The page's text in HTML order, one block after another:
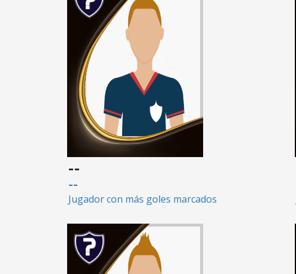
--
--
Jugador con más goles marcados